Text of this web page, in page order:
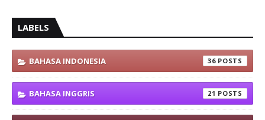
LABELS
BAHASA INDONESIA 36
BAHASA INGGRIS 21